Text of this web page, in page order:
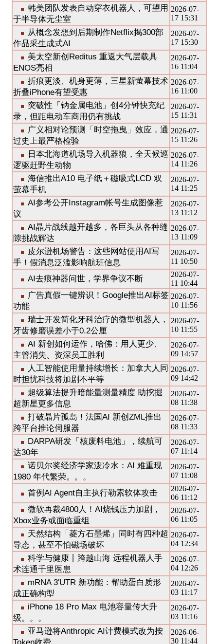
韩美团队发表自动穿衣机器人，可望用
于半导体无尘室
2026-07-
17 15:31
从概念发想到后期制作Netflix揭300部
作品采生成式AI
2026-07-
17 15:30
美太空新创Reditus 重返大气层载具
ENOS亮相
2026-07-
16 11:04
折痕更淡、机身更薄，三星新萤幕技术
折叠iPhone有望受惠
2026-07-
16 11:00
突破性「钠金属电池」创4分钟快充纪
录，但距电动车商用仍有挑战
2026-07-
15 11:31
广义相对论预测「时空拖曳」效应，通
过史上最严格检验
2026-07-
15 11:26
日本北海道机场导入机器狼，全天候巡
逻驱赶野生动物
2026-07-
14 11:26
海信推出A10 电子纸＋磁吸式LCD 双
萤幕手机
2026-07-
14 11:25
AI参考公开Instagram帐号生成图像惹
议
2026-07-
13 11:12
AI晶片战线越开越多，各巨头从各种缝
隙挑战辉达
2026-07-
13 11:09
皮尔逊机场警告：这些网站使用AI写
手！假消息泛滥影响航班信息
2026-07-
11 10:50
AI去痕神器问世，学界争议不断
2026-07-
11 10:44
广告真假一键辨识！Google推出AI标签
功能
2026-07-
10 11:56
瑞士开发简化牙科治疗的微型机器人，
牙齿修磨误差小于0.2公厘
2026-07-
10 11:55
AI 新创如何运作，哈佛：用人更少、
主管消失、资深员工胜利
2026-07-
09 14:57
人工智能使用量持续增长：加拿大人同
时担忧科技将加剧不平等
2026-07-
09 14:42
超级算法提升暗能量测量精度 助挖掘
超新星更多信息
2026-07-
08 11:38
打破晶片孤岛！法国AI 新创ZML推出
跨平台推论伺服器
2026-07-
08 11:33
DARPA研发「核废料电池」，续航可
达30年
2026-07-
07 11:14
诺贝尔奖经济学家泼冷水：AI 难重现
1980 年代繁荣。。。
2026-07-
07 11:08
首例AI Agent自主执行勒索软体攻击
2026-07-
06 11:12
微软再裁4800人！AI烧钱压力加剧，
Xbox业务或面临重组
2026-07-
06 11:05
天然结构「菱方石墨烯」同时有四种超
导态，甚至不怕磁场破坏
2026-07-
04 12:34
科学与健康丨跨越山海 远程机器人手
术连通千里医患
2026-07-
04 12:26
mRNA 3′UTR 新功能：帮助蛋白质形
成正确构型
2026-07-
03 11:17
iPhone 18 Pro Max 电池容量传大升
级。。。
2026-07-
03 11:16
亚马逊将Anthropic AI计费模式改为按
2026-06-
30 11:44